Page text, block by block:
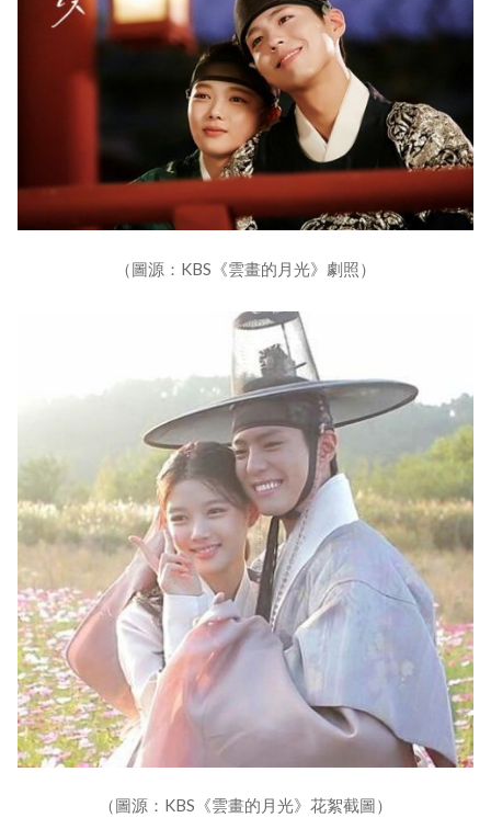
（圖源：KBS《雲畫的月光》劇照）
（圖源：KBS《雲畫的月光》花絮截圖）